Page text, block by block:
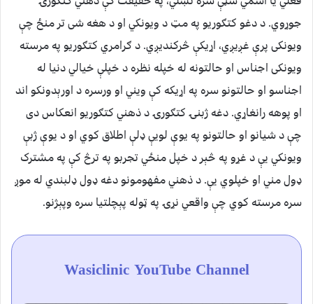
جوړوي. د دغو کتګوریو په مټ د ویونکي او د هغه شی تر منځ چې
ویونکی پرې غږیږي، اړیکې څرکندیږي. د ګرامري کتګوریو په مرسته
ویونکی اجناس او حالتونه له خپله نظره د خپلې خیالي دنیا له
اجناسو او حالتونو سره په اړیکه کې ویني او ورسره د اورېدونکو اند
او پوهه رانغاړي. دغه ژبنۍ کتګورۍ د ذهني کتګوریو انعکاس دی
چې د شیانو او حالتونو په یوې لویې ډلې اطلاق کوي او د یوې ژبې
ویونکي یې د غړو په څېر د خپل منځي تجربو په ترڅ کې په مشترک
ډول مني او خپلوي یې. د ذهني مفهومونو دغه ډول ډلبندي له موږ
سره مرسته کوي چې واقعي نړۍ په ټوله پېچلتیا سره وپېژنو.
Wasiclinic YouTube Channel